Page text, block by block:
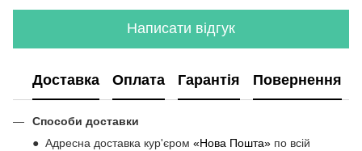
Написати відгук
Доставка Оплата Гарантія Повернення
Способи доставки
● Адресна доставка кур'єром «Нова Пошта» по всій